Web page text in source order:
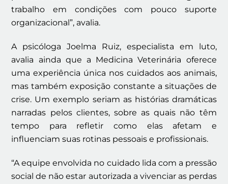
trabalho em condições com pouco suporte
organizacional”, avalia.
A psicóloga Joelma Ruiz, especialista em luto,
avalia ainda que a Medicina Veterinária oferece
uma experiência única nos cuidados aos animais,
mas também exposição constante a situações de
crise. Um exemplo seriam as histórias dramáticas
narradas pelos clientes, sobre as quais não têm
tempo para refletir como elas afetam e
influenciam suas rotinas pessoais e profissionais.
“A equipe envolvida no cuidado lida com a pressão
social de não estar autorizada a vivenciar as perdas